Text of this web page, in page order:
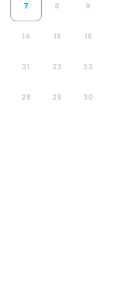
7 8 9
14 15 16
21 22 23
28 29 30